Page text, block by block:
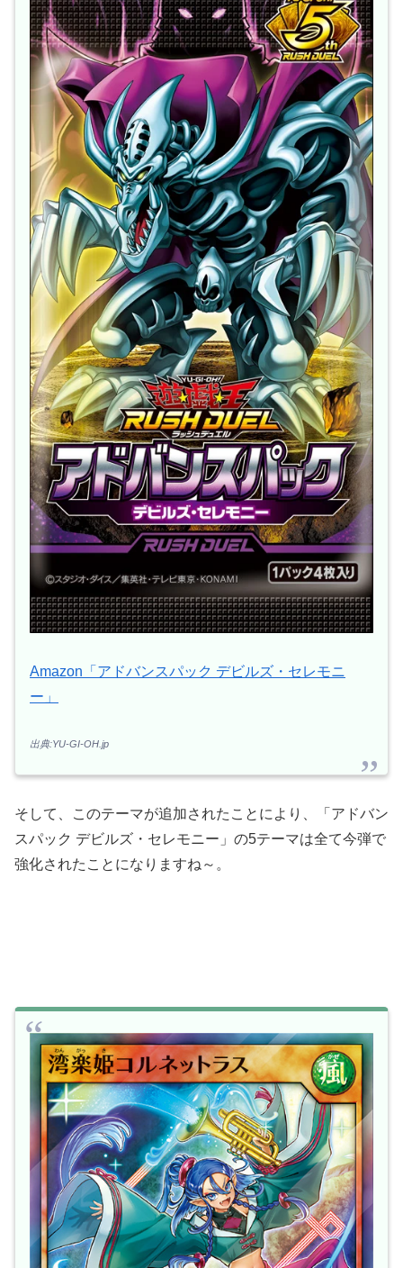
Amazon「アドバンスパック デビルズ・セレモニ
ー」
出典:YU-GI-OH.jp
そして、このテーマが追加されたことにより、「アドバン
スパック デビルズ・セレモニー」の5テーマは全て今弾で
強化されたことになりますね～。